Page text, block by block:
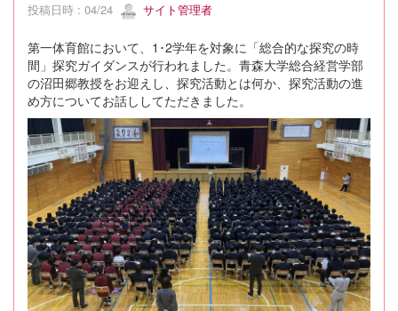
投稿日時 : 04/24 サイト管理者
第一体育館において、1･2学年を対象に「総合的な探究の時
間」探究ガイダンスが行われました。青森大学総合経営学部
の沼田郷教授をお迎えし、探究活動とは何か、探究活動の進
め方についてお話ししてただきました。